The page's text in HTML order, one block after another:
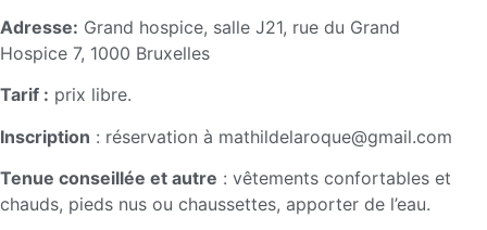
Adresse: Grand hospice, salle J21, rue du Grand
Hospice 7, 1000 Bruxelles
Tarif : prix libre.
Inscription : réservation à mathildelaroque@gmail.com
Tenue conseillée et autre : vêtements confortables et
chauds, pieds nus ou chaussettes, apporter de l’eau.